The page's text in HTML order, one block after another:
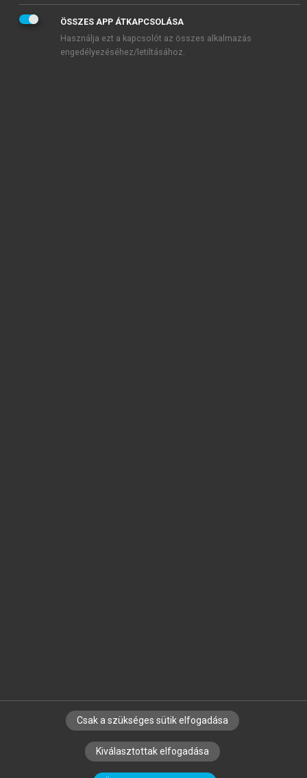
SZERZŐKNEK CÉGEKNEK KÖNYVTÁROSOKNAK
SZERKESZTÉSI ÉS LEKTORÁLÁSI ALAPELVEK
ÖSSZES APP ÁTKAPCSOLÁSA
Használja ezt a kapcsolót az összes alkalmazás
engedélyezéséhez/letiltásához.
Csak a szükséges sütik elfogadása
Kiválasztottak elfogadása